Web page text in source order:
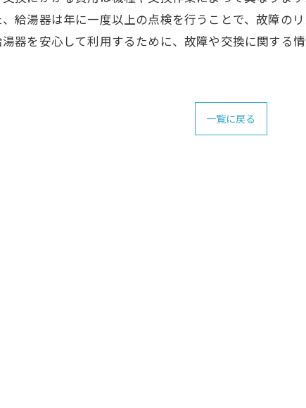
給湯器は年に一度以上の点検を行うことで、故障の
器を安心して利用するために、故障や交換に関する
一覧に戻る